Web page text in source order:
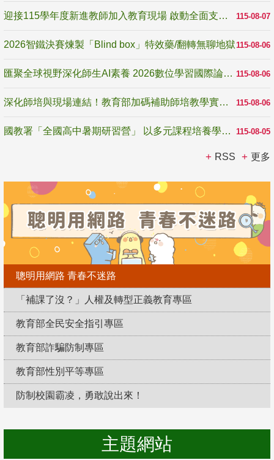
115-08-07
迎接115學年度新進教師加入教育現場 啟動全面支持陪伴
115-08-06
2026智鐵決賽煉製「Blind box」特效藥/翻轉無聊地獄
115-08-06
匯聚全球視野深化師生AI素養 2026數位學習國際論壇高雄登場
115-08-06
深化師培與現場連結！教育部加碼補助師培教學實踐研究 10月師培國際研討會交流教學實踐經驗
115-08-05
國教署「全國高中暑期研習營」 以多元課程培養學生瞭解誠信專業與倫理價值
RSS 更多
聰明用網路 青春不迷路
「補課了沒？」人權及轉型正義教育專區
教育部全民安全指引專區
教育部詐騙防制專區
教育部性別平等專區
防制校園霸凌，勇敢說出來！
主題網站